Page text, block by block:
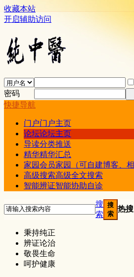
收藏本站
开启辅助访问
密码
快捷导航
门户门户主页
论坛论坛主页
导读分类推送
精华精华汇总
家园会员家园（可自建博客、
高级搜索高级全文搜索
智能辨证智能协助自诊
搜
索
搜
索
热
秉持纯正
辨证论治
敬畏生命
呵护健康